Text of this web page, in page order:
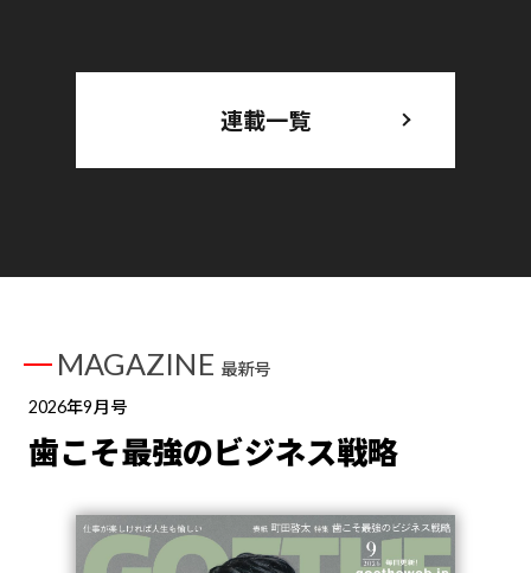
連載一覧
MAGAZINE 最新号
2026年9月号
歯こそ最強のビジネス戦略